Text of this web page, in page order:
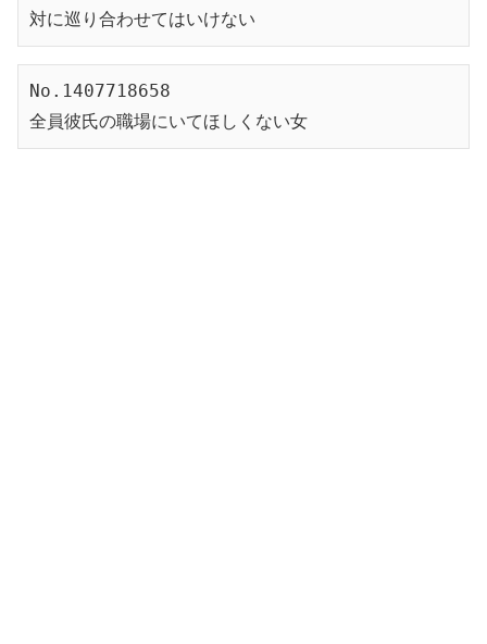
対に巡り合わせてはいけない
No.1407718658
全員彼氏の職場にいてほしくない女